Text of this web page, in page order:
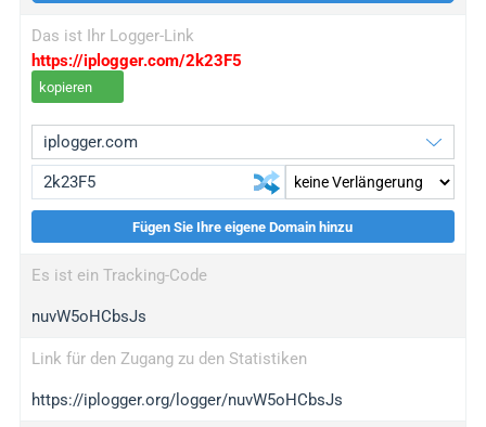
Das ist Ihr Logger-Link
https://iplogger.com/2k23F5
kopieren
wl.gl
ed.tc
bc.ax
iplogger.com
Fügen Sie Ihre eigene Domain hinzu
Es ist ein Tracking-Code
nuvW5oHCbsJs
Link für den Zugang zu den Statistiken
https://iplogger.org/logger/nuvW5oHCbsJs